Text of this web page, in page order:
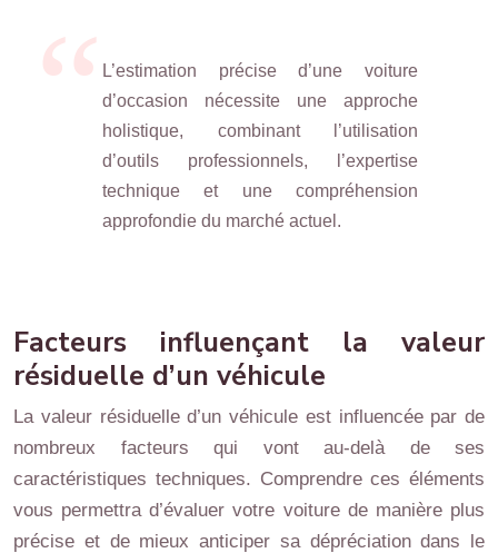
L’estimation précise d’une voiture
d’occasion nécessite une approche
holistique, combinant l’utilisation
d’outils professionnels, l’expertise
technique et une compréhension
approfondie du marché actuel.
Facteurs influençant la valeur
résiduelle d’un véhicule
La valeur résiduelle d’un véhicule est influencée par de
nombreux facteurs qui vont au-delà de ses
caractéristiques techniques. Comprendre ces éléments
vous permettra d’évaluer votre voiture de manière plus
précise et de mieux anticiper sa dépréciation dans le